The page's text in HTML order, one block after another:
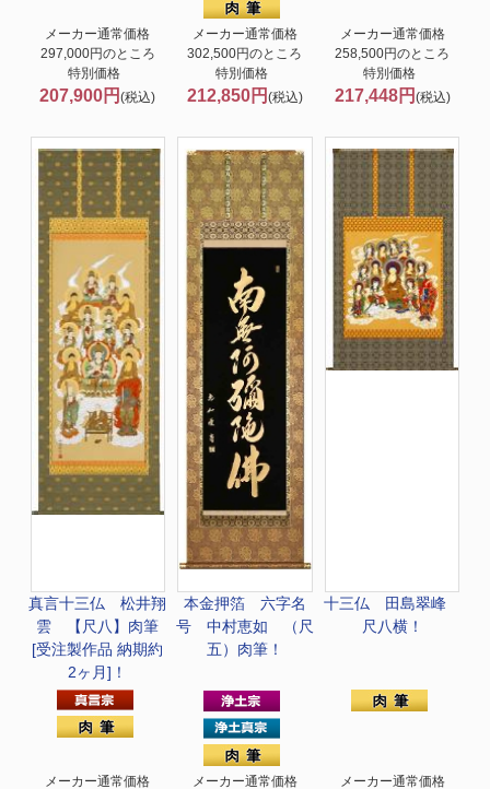
メーカー通常価格
297,000円のところ
特別価格
207,900円(税込)
メーカー通常価格
302,500円のところ
特別価格
212,850円 (税込)
メーカー通常価格
258,500円のところ
特別価格
217,448円 (税込)
真言十三仏 松井翔
雲 【尺八】肉筆
[受注製作品 納期約
2ヶ月]！
メーカー通常価格
本金押箔 六字名
号 中村恵如 （尺
五）肉筆！
メーカー通常価格
十三仏 田島翠峰
尺八横！
メーカー通常価格